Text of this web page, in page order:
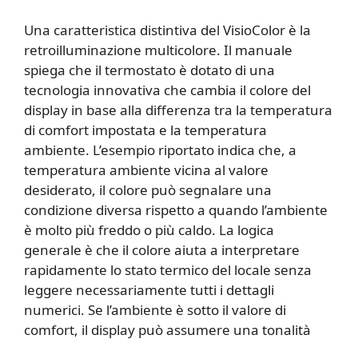
Una caratteristica distintiva del VisioColor è la
retroilluminazione multicolore. Il manuale
spiega che il termostato è dotato di una
tecnologia innovativa che cambia il colore del
display in base alla differenza tra la temperatura
di comfort impostata e la temperatura
ambiente. L’esempio riportato indica che, a
temperatura ambiente vicina al valore
desiderato, il colore può segnalare una
condizione diversa rispetto a quando l’ambiente
è molto più freddo o più caldo. La logica
generale è che il colore aiuta a interpretare
rapidamente lo stato termico del locale senza
leggere necessariamente tutti i dettagli
numerici. Se l’ambiente è sotto il valore di
comfort, il display può assumere una tonalità